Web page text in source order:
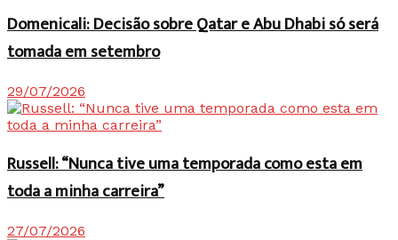
Domenicali: Decisão sobre Qatar e Abu Dhabi só será
tomada em setembro
29/07/2026
Russell: “Nunca tive uma temporada como esta em
toda a minha carreira”
27/07/2026